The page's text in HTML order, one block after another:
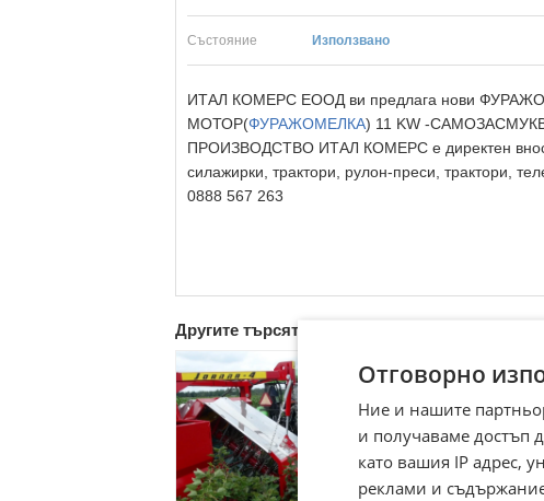
Състояние Използвано
ИТАЛ КОМЕРС ЕООД ви предлага нови
МОТОР(ФУРАЖОМЕЛКА) 11 KW -
ПРОИЗВОДСТВО ИТАЛ КОМЕРС е директен
силажирки, трактори, рулон-преси, трактори,
0888 567 263
Другите търсят също
Отговорно
Ние и нашите
и получаваме достъп
като вашия IP адрес,
реклами и